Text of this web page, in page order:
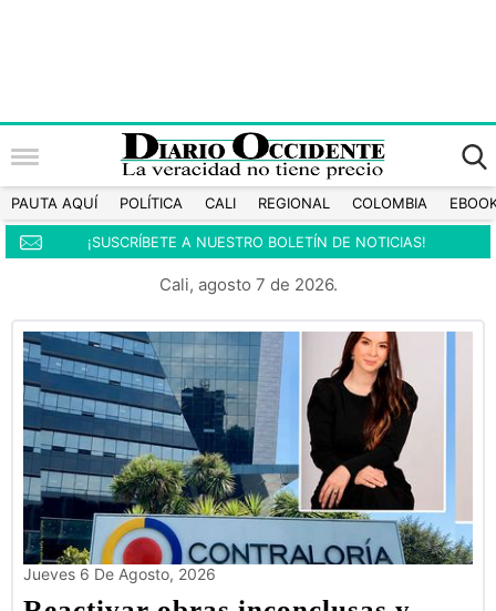
PAUTA AQUÍ POLÍTICA CALI REGIONAL COLOMBIA
¡SUSCRÍBETE A NUESTRO BOLETÍN DE NOTICIAS!
Cali, agosto 7 de 2026.
Jueves 6 De Agosto, 2026